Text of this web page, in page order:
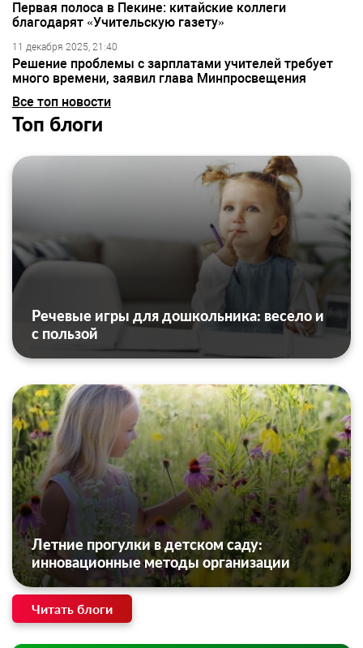
Первая полоса в Пекине: китайские коллеги
благодарят «Учительскую газету»
11 декабря 2025, 21:40
Решение проблемы с зарплатами учителей требует
много времени, заявил глава Минпросвещения
Все топ новости
Топ блоги
Речевые игры для дошкольника: весело и
с пользой
Летние прогулки в детском саду:
инновационные методы организации
Читать блоги